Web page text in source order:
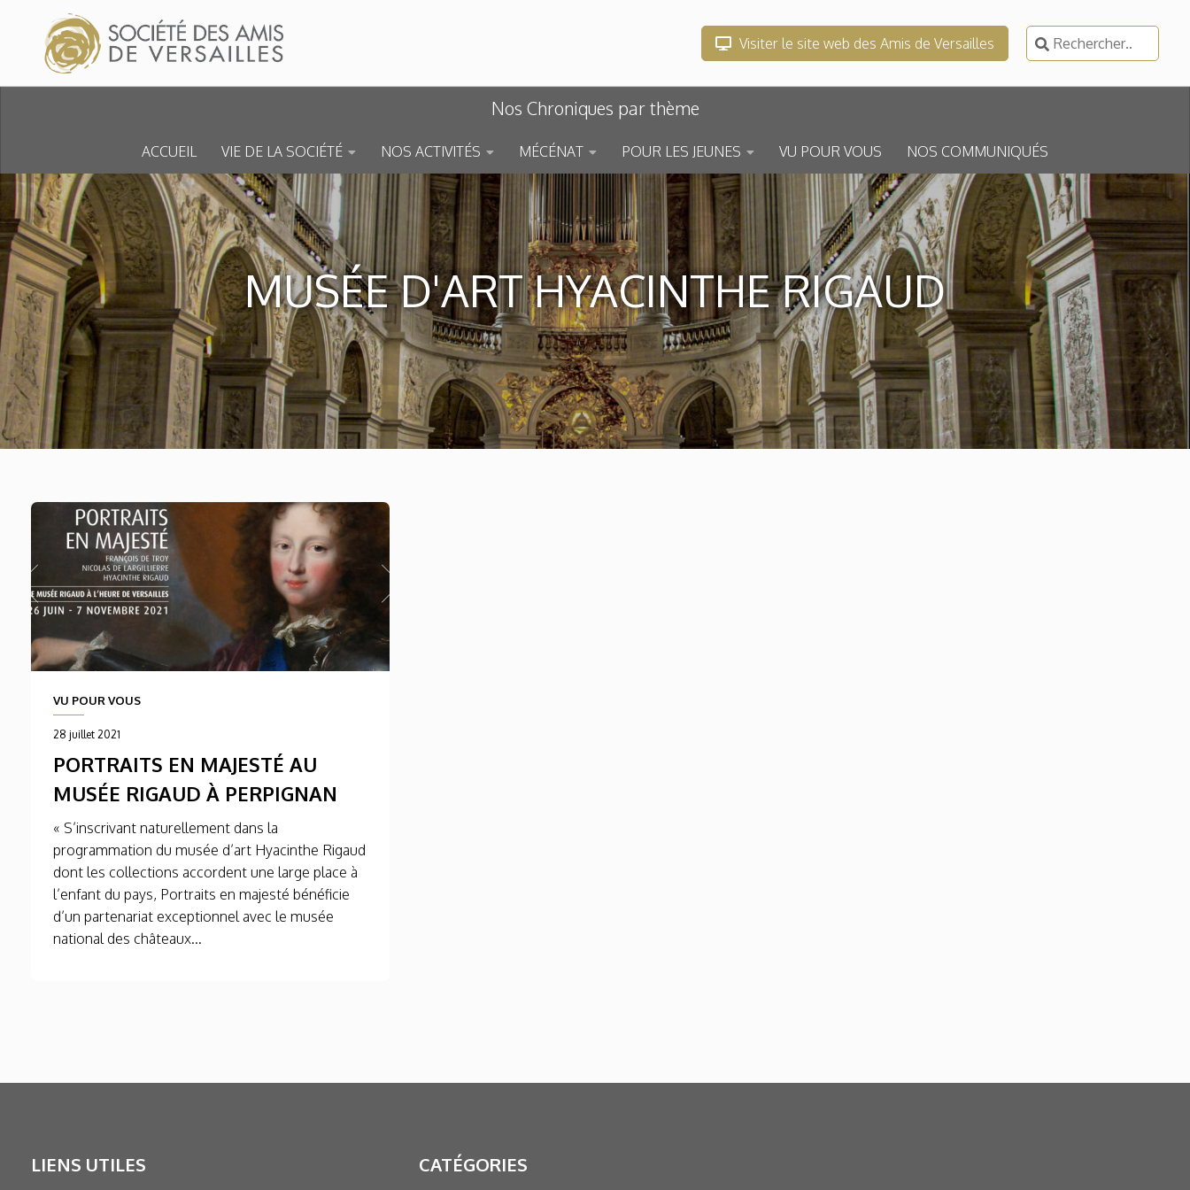
Skip to content
Visiter le site web des Amis de Versailles
Rechercher :
Nos Chroniques par thème
ACCUEIL VIE DE LA SOCIÉTÉ NOS ACTIVITÉS MÉCÉNAT POUR LES JEUNES VU POUR VOUS NOS COMMUNIQUÉS
MUSÉE D'ART HYACINTHE RIGAUD
VU POUR VOUS
28 juillet 2021
PORTRAITS EN MAJESTÉ AU
MUSÉE RIGAUD À PERPIGNAN
« S’inscrivant naturellement dans la
programmation du musée d’art Hyacinthe Rigaud
dont les collections accordent une large place à
l’enfant du pays, Portraits en majesté bénéficie
d’un partenariat exceptionnel avec le musée
national des châteaux...
LIENS UTILES CATÉGORIES